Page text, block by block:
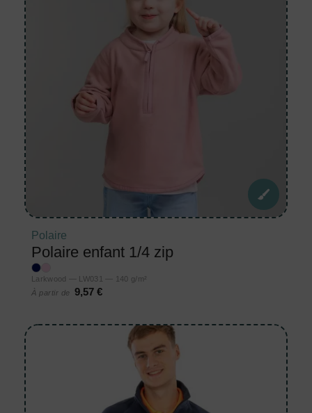
Polaire
Polaire enfant 1/4 zip
Larkwood — LW031 — 140 g/m²
À partir de
9,57 €